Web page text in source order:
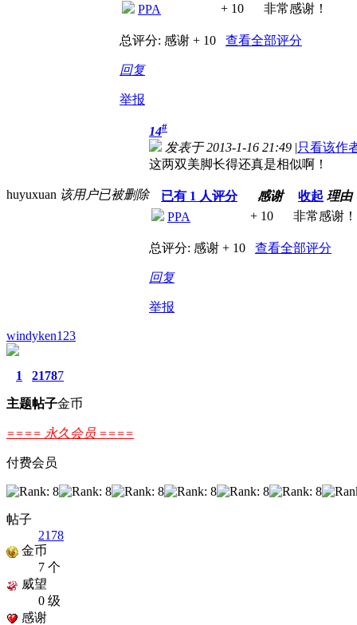
PPA
+ 10 非常感谢！
总评分: 感谢 + 10 查看全部评分
回复
举报
huyuxuan 该用户已被删除
14#
发表于 2013-1-16 21:49 |只看该作
这两双美脚长得还真是相似啊！
已有 1 人评分 感谢 收起 理由
PPA
+ 10 非常感谢！
总评分: 感谢 + 10 查看全部评分
回复
举报
windyken123
1
主题
2178
帖子
7
金币
==== 永久会员 ====
付费会员
帖子
2178
金币
7 个
威望
0 级
感谢